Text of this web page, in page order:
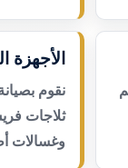
الأجهزة
نقوم
ثلاجات
وغسالات